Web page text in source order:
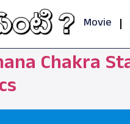
Movie
Chakra